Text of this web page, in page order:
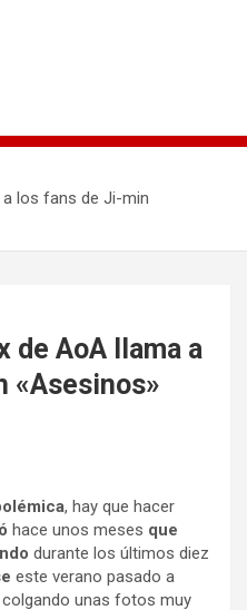
los fans de Ji-min
de AoA llama a
«Asesinos»
, hay que hacer
hace unos meses que
durante los últimos diez
este verano pasado a
unas fotos muy